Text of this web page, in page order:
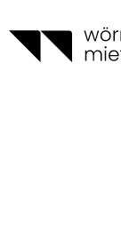
Inhalt
springen